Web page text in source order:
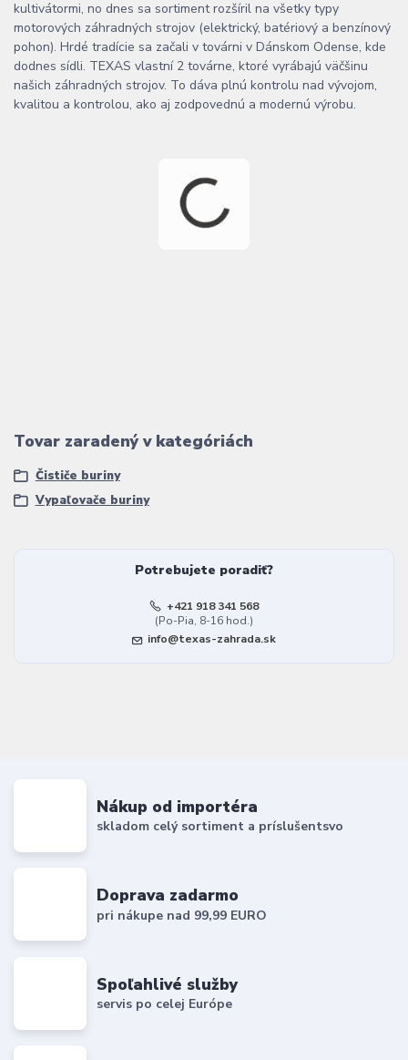
kultivátormi, no dnes sa sortiment rozšíril na všetky typy
motorových záhradných strojov (elektrický, batériový a benzínový
pohon). Hrdé tradície sa začali v továrni v Dánskom Odense, kde
dodnes sídli. TEXAS vlastní 2 továrne, ktoré vyrábajú väčšinu
našich záhradných strojov. To dáva plnú kontrolu nad vývojom,
kvalitou a kontrolou, ako aj zodpovednú a modernú výrobu.
Tovar zaradený v kategóriách
Čističe buriny
Vypaľovače buriny
Potrebujete poradiť?
+421 918 341 568
(Po-Pia, 8-16 hod.)
info@texas-zahrada.sk
Nákup od importéra
skladom celý sortiment a príslušentsvo
Doprava zadarmo
pri nákupe nad 99,99 EURO
Spoľahlivé služby
servis po celej Európe